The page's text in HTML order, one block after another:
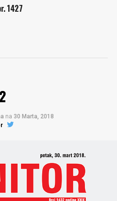
1427
na 30 Marta, 2018